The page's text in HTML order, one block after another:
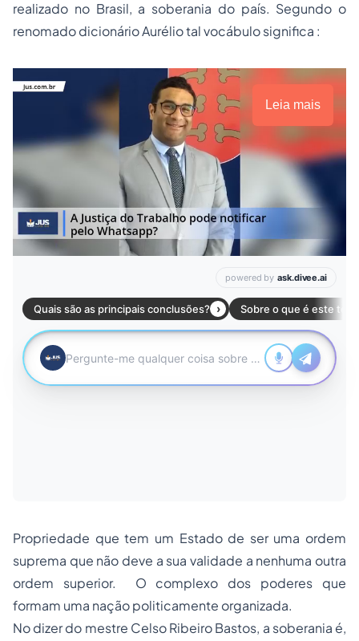
realizado no Brasil, a soberania do país. Segundo o
renomado dicionário Aurélio tal vocábulo significa :
Leia mais
Propriedade que tem um Estado de ser uma ordem
suprema que não deve a sua validade a nenhuma outra
ordem superior. O complexo dos poderes que
formam uma nação politicamente organizada.
No dizer do mestre Celso Ribeiro Bastos, a soberania é,